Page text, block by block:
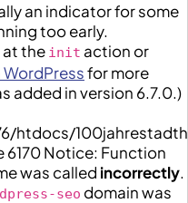
an indicator for some
too early.
at the init action or
for more
added in version 6.7.0.)
htdocs/
Notice: Function
was called incorrectly.
seo domain was